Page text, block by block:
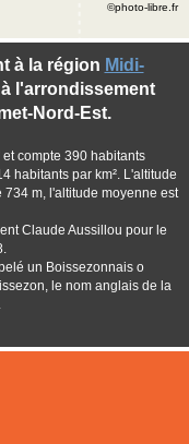
à la région Midi-
à l'arrondissement
Nord-Est.
compte 390 habitants
habitants par km². L'altitude
m, l'altitude moyenne est
Claude Aussillou pour le
un Boissezonnais o
le nom anglais de la
©photo-libre.fr